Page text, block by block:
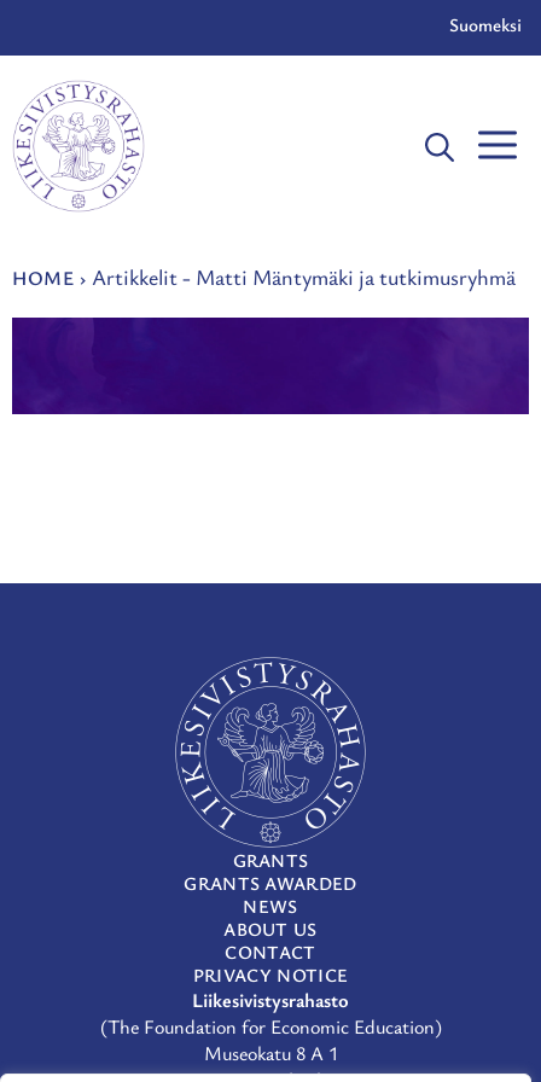
content
Suomeksi
HOME › Artikkelit - Matti Mäntymäki ja tutkimusryhmä
GRANTS
GRANTS AWARDED
NEWS
ABOUT US
CONTACT
PRIVACY NOTICE
Liikesivistysrahasto
(The Foundation for Economic Education)
Museokatu 8 A 1